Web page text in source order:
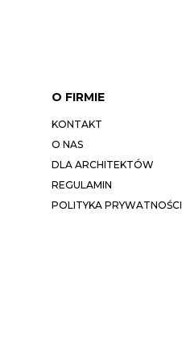
O FIRMIE
KONTAKT
O NAS
DLA ARCHITEKTÓW
REGULAMIN
POLITYKA PRYWATNOŚCI